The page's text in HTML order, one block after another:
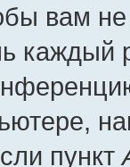
вам
пункт